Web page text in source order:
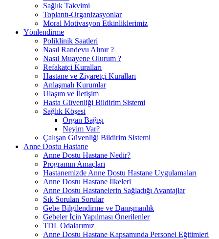
Sağlık Takvimi
Toplantı-Organizasyonlar
Moral Motivasyon Etkinliklerimiz
Yönlendirme
Poliklinik Saatleri
Nasıl Randevu Alınır ?
Nasıl Muayene Olurum ?
Refakatçi Kuralları
Hastane ve Ziyaretçi Kuralları
Anlaşmalı Kurumlar
Ulaşım ve İletişim
Hasta Güvenliği Bildirim Sistemi
Sağlık Köşesi
Organ Bağışı
Neyim Var?
Çalışan Güvenliği Bildirim Sistemi
Anne Dostu Hastane
Anne Dostu Hastane Nedir?
Programın Amaçları
Hastanemizde Anne Dostu Hastane Uygulamaları
Anne Dostu Hastane İlkeleri
Anne Dostu Hastanelerin Sağladığı Avantajlar
Sık Sorulan Sorular
Gebe Bilgilendirme ve Danışmanlık
Gebeler İçin Yapılması Önerilenler
TDL Odalarımız
Anne Dostu Hastane Kapsamında Personel Eğitimleri